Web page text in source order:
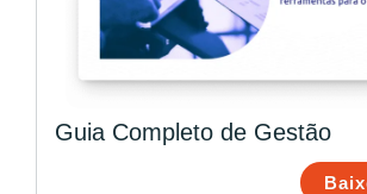
Guia Completo de Gestão